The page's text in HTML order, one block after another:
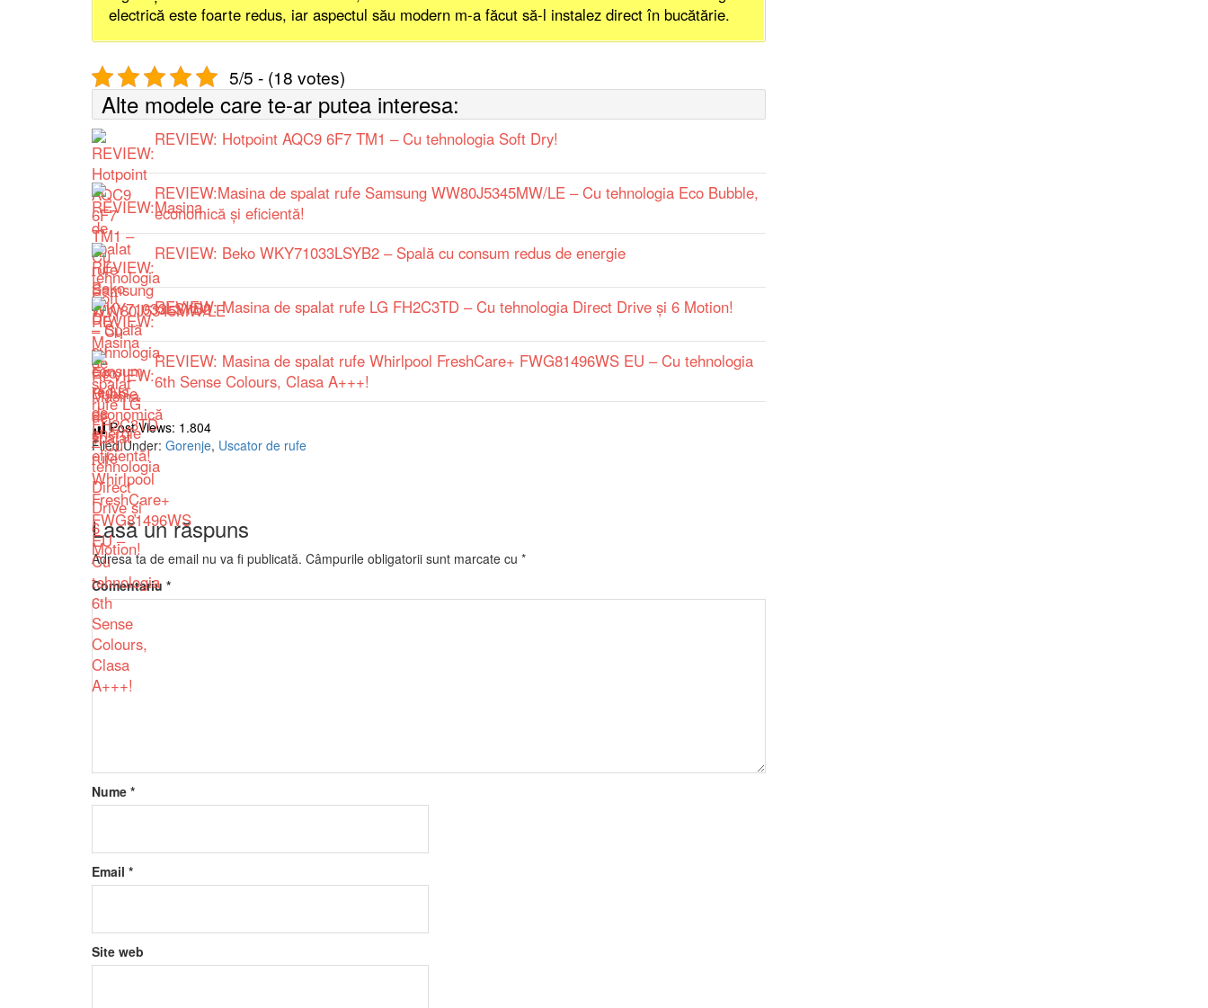
electrică este foarte redus, iar aspectul său modern m-a făcut să-l instalez direct în bucătărie.
5/5 - (18 votes)
Alte modele care te-ar putea interesa:
REVIEW: Hotpoint AQC9 6F7 TM1 – Cu tehnologia Soft Dry!
REVIEW:Masina de spalat rufe Samsung WW80J5345MW/LE – Cu tehnologia Eco Bubble,
economică și eficientă!
REVIEW: Beko WKY71033LSYB2 – Spală cu consum redus de energie
REVIEW: Masina de spalat rufe LG FH2C3TD – Cu tehnologia Direct Drive și 6 Motion!
REVIEW: Masina de spalat rufe Whirlpool FreshCare+ FWG81496WS EU – Cu tehnologia
6th Sense Colours, Clasa A+++!
Post Views: 1.804
Filed Under: Gorenje, Uscator de rufe
Lasă un răspuns
Adresa ta de email nu va fi publicată. Câmpurile obligatorii sunt marcate cu *
Comentariu *
Nume *
Email *
Site web